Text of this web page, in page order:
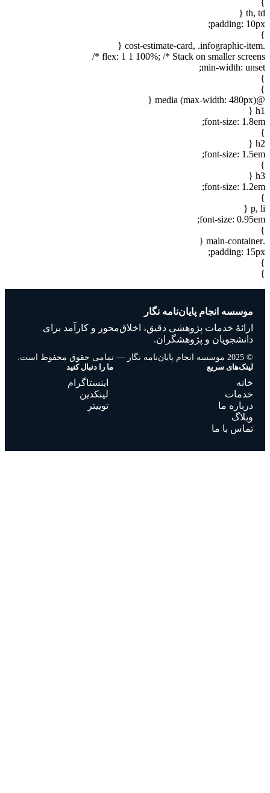
th,
padding:
flex: 1 1 100%; /* Stack on smaller
min-width:
font-size:
font-size:
font-size:
p,
font-size:
padding:
موسسه انجام پایان‌نامه نگار
ارائهٔ خدمات پژوهشی دقیق، اخلاق‌محور و کارآمد برای
دانشجویان و پژوهشگران.
لینک‌های سریع
خانه
خدمات
درباره ما
وبلاگ
تماس با ما
ما را دنبال کنید
اینستاگرام
لینکدین
توییتر